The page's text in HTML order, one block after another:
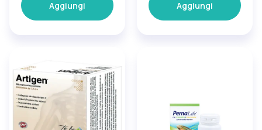
Aggiungi Aggiungi